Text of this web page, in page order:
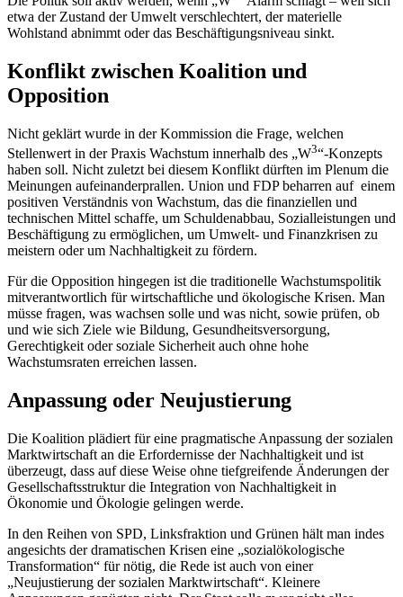
etwa der Zustand der Umwelt verschlechtert, der materielle
Wohlstand abnimmt oder das Beschäftigungsniveau sinkt.
Konflikt zwischen Koalition und
Opposition
Nicht geklärt wurde in der Kommission die Frage, welchen
Stellenwert in der Praxis Wachstum innerhalb des „W3“-Konzepts
haben soll. Nicht zuletzt bei diesem Konflikt dürften im Plenum die
Meinungen aufeinanderprallen. Union und FDP beharren auf einem
positiven Verständnis von Wachstum, das die finanziellen und
technischen Mittel schaffe, um Schuldenabbau, Sozialleistungen und
Beschäftigung zu ermöglichen, um Umwelt- und Finanzkrisen zu
meistern oder um Nachhaltigkeit zu fördern.
Für die Opposition hingegen ist die traditionelle Wachstumspolitik
mitverantwortlich für wirtschaftliche und ökologische Krisen. Man
müsse fragen, was wachsen solle und was nicht, sowie prüfen, ob
und wie sich Ziele wie Bildung, Gesundheitsversorgung,
Gerechtigkeit oder soziale Sicherheit auch ohne hohe
Wachstumsraten erreichen lassen.
Anpassung oder Neujustierung
Die Koalition plädiert für eine pragmatische Anpassung der sozialen
Marktwirtschaft an die Erfordernisse der Nachhaltigkeit und ist
überzeugt, dass auf diese Weise ohne tiefgreifende Änderungen der
Gesellschaftsstruktur die Integration von Nachhaltigkeit in
Ökonomie und Ökologie gelingen werde.
In den Reihen von SPD, Linksfraktion und Grünen hält man indes
angesichts der dramatischen Krisen eine „sozialökologische
Transformation“ für nötig, die Rede ist auch von einer
„Neujustierung der sozialen Marktwirtschaft“. Kleinere